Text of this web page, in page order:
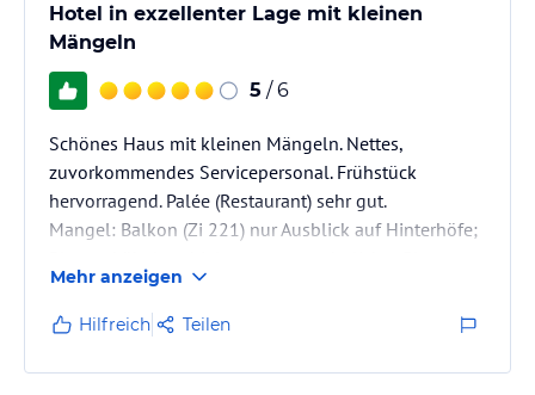
Hotel in exzellenter Lage mit kleinen
Mängeln
5 / 6
Schönes Haus mit kleinen Mängeln. Nettes,
zuvorkommendes Servicepersonal. Frühstück
hervorragend. Palée (Restaurant) sehr gut.
Mangel: Balkon (Zi 221) nur Ausblick auf Hinterhöfe;
nur Abfälle. Schade, schmälert den Gesamteindruck.
Mehr anzeigen
Hilfreich Teilen